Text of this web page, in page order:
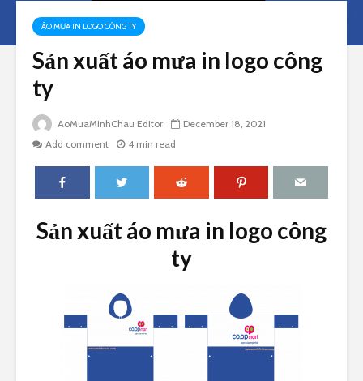
ÁO MƯA IN LOGO CÔNG TY
Sản xuất áo mưa in logo công
ty
AoMuaMinhChau Editor
December 18, 2021
Add comment
4 min read
Sản xuất áo mưa in logo công
ty